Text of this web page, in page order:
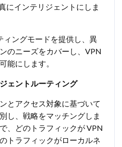
にインテリジェントにしま
ィングモードを提供し、異
のニーズをカバーし、VPN
能にします。
ェントルーティング
とアクセス対象に基づいて
し、戦略をマッチングしま
、どのトラフィックが VPN
トラフィックがローカルネ